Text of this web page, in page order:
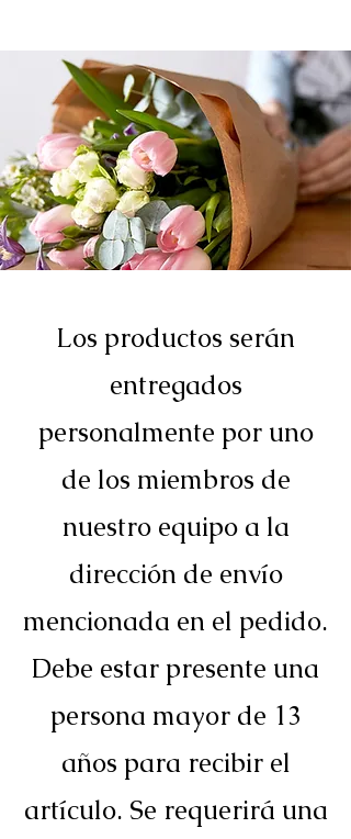
Los productos serán
entregados
personalmente por uno
de los miembros de
nuestro equipo a la
dirección de envío
mencionada en el pedido.
Debe estar presente una
persona mayor de 13
años para recibir el
artículo. Se requerirá una